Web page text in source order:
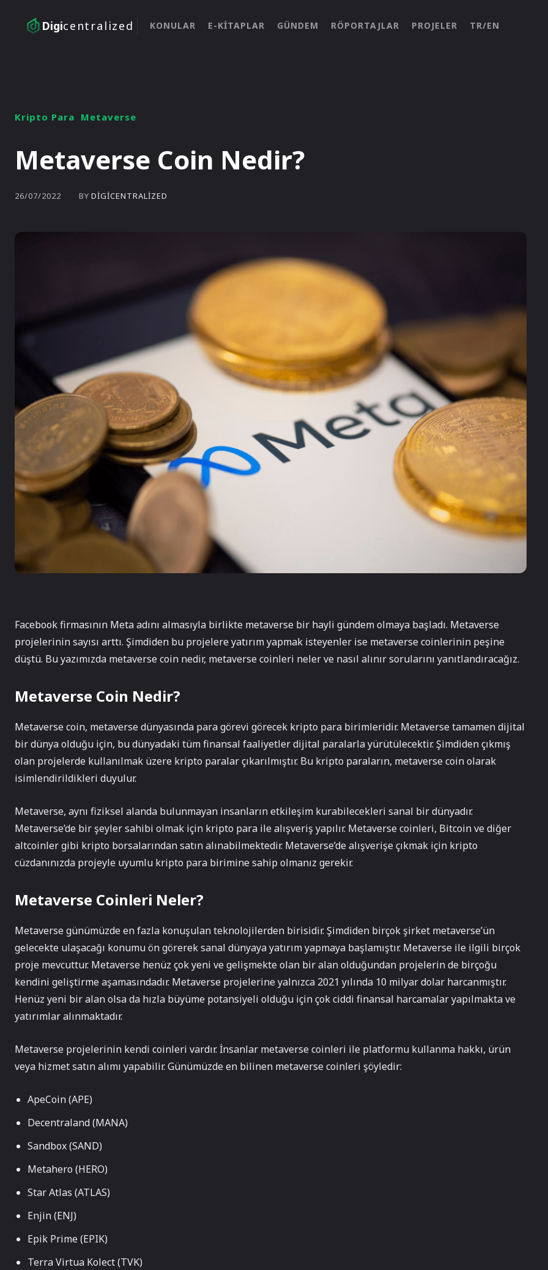
Digicentralized KONULAR E-KITAPLAR GÜNDEM RÖPORTAJLAR PROJELER TR/EN
Kripto Para Metaverse
Metaverse Coin Nedir?
26/07/2022 BY DIGICENTRALIZED
Facebook firmasının Meta adını almasıyla birlikte metaverse bir hayli gündem olmaya başladı. Metaverse
projelerinin sayısı arttı. Şimdiden bu projelere yatırım yapmak isteyenler ise metaverse coinlerinin peşine
düştü. Bu yazımızda metaverse coin nedir, metaverse coinleri neler ve nasıl alınır sorularını yanıtlandıracağız.
Metaverse Coin Nedir?
Metaverse coin, metaverse dünyasında para görevi görecek kripto para birimleridir. Metaverse tamamen dijital
bir dünya olduğu için, bu dünyadaki tüm finansal faaliyetler dijital paralarla yürütülecektir. Şimdiden çıkmış
olan projelerde kullanılmak üzere kripto paralar çıkarılmıştır. Bu kripto paraların, metaverse coin olarak
isimlendirildikleri duyulur.
Metaverse, aynı fiziksel alanda bulunmayan insanların etkileşim kurabilecekleri sanal bir dünyadır.
Metaverse’de bir şeyler sahibi olmak için kripto para ile alışveriş yapılır. Metaverse coinleri, Bitcoin ve diğer
altcoinler gibi kripto borsalarından satın alınabilmektedir. Metaverse’de alışverişe çıkmak için kripto
cüzdanınızda projeyle uyumlu kripto para birimine sahip olmanız gerekir.
Metaverse Coinleri Neler?
Metaverse günümüzde en fazla konuşulan teknolojilerden birisidir. Şimdiden birçok şirket metaverse’ün
gelecekte ulaşacağı konumu ön görerek sanal dünyaya yatırım yapmaya başlamıştır. Metaverse ile ilgili birçok
proje mevcuttur. Metaverse henüz çok yeni ve gelişmekte olan bir alan olduğundan projelerin de birçoğu
kendini geliştirme aşamasındadır. Metaverse projelerine yalnızca 2021 yılında 10 milyar dolar harcanmıştır.
Henüz yeni bir alan olsa da hızla büyüme potansiyeli olduğu için çok ciddi finansal harcamalar yapılmakta ve
yatırımlar alınmaktadır.
Metaverse projelerinin kendi coinleri vardır. İnsanlar metaverse coinleri ile platformu kullanma hakkı, ürün
veya hizmet satın alımı yapabilir. Günümüzde en bilinen metaverse coinleri şöyledir:
ApeCoin (APE)
Decentraland (MANA)
Sandbox (SAND)
Metahero (HERO)
Star Atlas (ATLAS)
Enjin (ENJ)
Epik Prime (EPIK)
Terra Virtua Kolect (TVK)